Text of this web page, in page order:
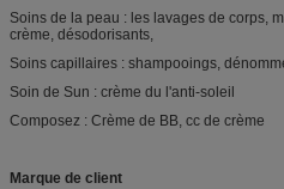
Soins de la peau : les lavages de corps,
crème, désodorisants,
Soins capillaires : shampooings,
Soin de Sun : crème du l'anti-soleil
Composez : Crème de BB, cc de crème
Marque de client